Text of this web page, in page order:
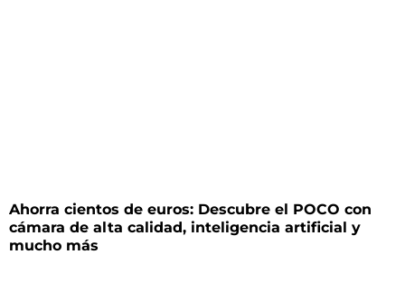
Ahorra cientos de euros: Descubre el POCO con
cámara de alta calidad, inteligencia artificial y
mucho más